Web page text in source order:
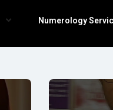
Numerology